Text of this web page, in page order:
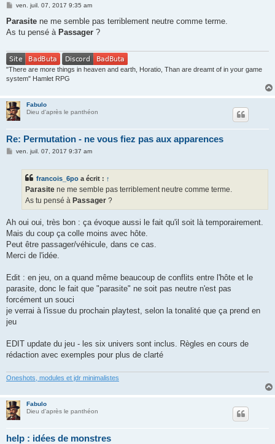
M
s
a
ven. juil. 07, 2017 9:35 am
Parasite ne me semble pas terriblement neutre comme terme.
As tu pensé à Passager ?
"There are more things in heaven and earth, Horatio, Than are dreamt of in your game
system" Hamlet RPG
Fabulo
Dieu d'après le panthéon
Re: Permutation - ne vous fiez pas aux apparences
Mven. juil. 07, 2017 9:37 am
francois_6po a écrit : ↑
Parasite ne me semble pas terriblement neutre comme terme.
As tu pensé à Passager ?
Ah oui oui, très bon : ça évoque aussi le fait qu'il soit là temporairement.
Mais du coup ça colle moins avec hôte.
Peut être passager/véhicule, dans ce cas.
Merci de l'idée.
Edit : en jeu, on a quand même beaucoup de conflits entre l'hôte et le
parasite, donc le fait que "parasite" ne soit pas neutre n'est pas
forcément un souci
je verrai à l'issue du prochain playtest, selon la tonalité que ça prend en
jeu
EDIT update du jeu - les six univers sont inclus. Règles en cours de
rédaction avec exemples pour plus de clarté
Oneshots, modules et jdr minimalistes
Fabulo
Dieu d'après le panthéon
help : idées de monstres